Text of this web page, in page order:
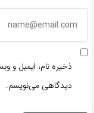
ذخیره نام، ایمیل و
دیدگاهی می‌نویسم.